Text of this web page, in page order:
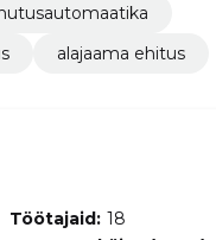
alajaama ehitus
Töötajaid: 18